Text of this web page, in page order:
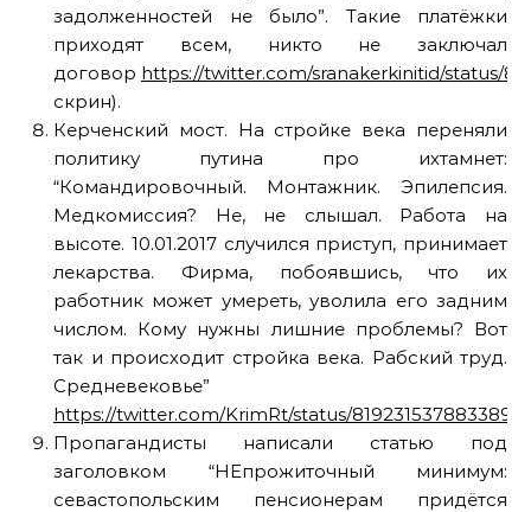
задолженностей не было”. Такие платёжки
приходят всем, никто не заключал
договор https://twitter.com/sranakerkinitid/status/
скрин).
Керченский мост. На стройке века переняли
политику путина про ихтамнет:
“Командировочный. Монтажник. Эпилепсия.
Медкомиссия? Не, не слышал. Работа на
высоте. 10.01.2017 случился приступ, принимает
лекарства. Фирма, побоявшись, что их
работник может умереть, уволила его задним
числом. Кому нужны лишние проблемы? Вот
так и происходит стройка века. Рабский труд.
Средневековье”
https://twitter.com/KrimRt/status/
Пропагандисты написали статью под
заголовком “НЕпрожиточный минимум:
севастопольским пенсионерам придётся